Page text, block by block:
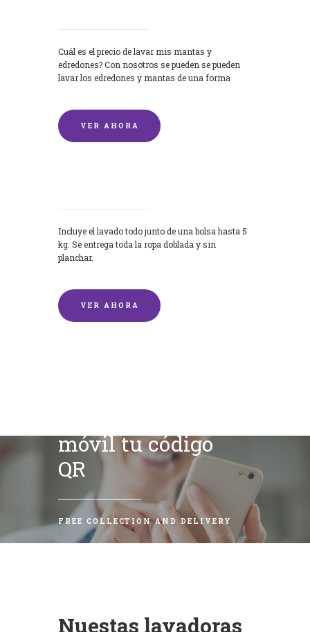
Cuál es el precio de lavar mis mantas y
edredones? Con nosotros se pueden se pueden
lavar los edredones y mantas de una forma
VER AHORA
Incluye el lavado todo junto de una bolsa hasta 5
kg. Se entrega toda la ropa doblada y sin
planchar.
VER AHORA
móvil tu código
QR
FREE COLLECTION AND DELIVERY
Nuestas lavadoras